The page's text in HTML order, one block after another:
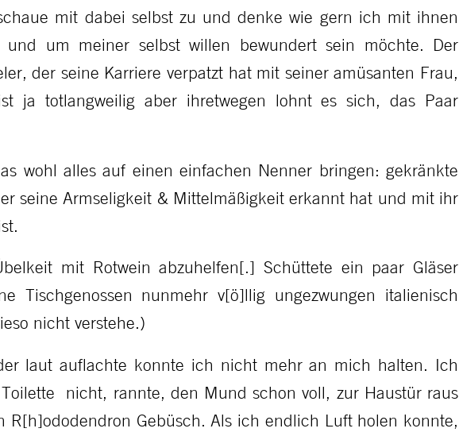
mit dabei selbst zu und denke wie gern ich mit ihnen
und um meiner selbst willen bewundert sein möchte. Der
der seine Karriere verpatzt hat mit seiner amüsanten Frau,
ja totlangweilig aber ihretwegen lohnt es sich, das Paar
wohl alles auf einen einfachen Nenner bringen: gekränkte
seine Armseligkeit & Mittelmäßigkeit erkannt hat und mit ihr
mit Rotwein abzuhelfen[.] Schüttete ein paar Gläser
Tischgenossen nunmehr v[ö]llig ungezwungen italienisch
nicht verstehe.)
laut auflachte konnte ich nicht mehr an mich halten. Ich
nicht, rannte, den Mund schon voll, zur Haustür raus
R[h]ododendron Gebüsch. Als ich endlich Luft holen konnte,